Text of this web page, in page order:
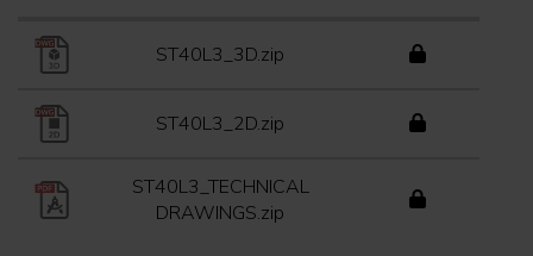
ST40L3_3D.zip
ST40L3_2D.zip
ST40L3_TECHNICAL
DRAWINGS.zip